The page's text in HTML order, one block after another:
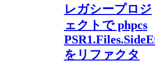
レガシープロジ
ェクトで phpcs
をリファクタ